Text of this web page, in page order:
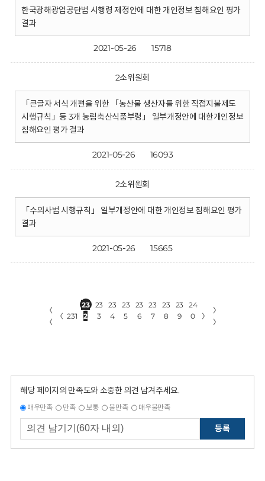
한국광해광업공단법 시행령 제정안에 대한 개인정보 침해요인 평가
결과
2021-05-26 15718
2소위원회
「큰글자 서식 개편을 위한 「농산물 생산자를 위한 직접지불제도
시행규칙」등 3개 농림축산식품부령」 일부개정안에 대한개인정보
침해요인 평가 결과
2021-05-26 16093
2소위원회
「수의사법 시행규칙」 일부개정안에 대한 개인정보 침해요인 평가
결과
2021-05-26 15665
〈
〈
〈 231
23
2
23
3
23
4
23
5
23
6
23
7
23
8
23
9
24
0
〉
〉
〉
해당 페이지의 만족도와 소중한 의견 남겨주세요.
매우만족 만족 보통 불만족 매우불만족
등록